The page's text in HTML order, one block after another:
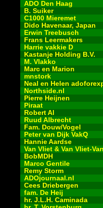
ADO Den Haag
B. Suiker
C1000 Mieremet
Dido Havenaar, Japan
Erwin Treebusch
Frans Leermakers
Harrie vakkie D
Kastanje Holding B.V.
M. Vlakko
Marc en Marion
mnstork
Neal en Helen
Northside.nl
Pierre Heijnen
Piraat
Robert Al
Ruud Albrecht
Fam. Douw/Vogel
Peter van Dijk VakQ
Hannie Aardse
Van Vliet & Van Vliet-
BobMDH
Marco Gentile
Remy Storm
ADOjournaal.nl
Cees Driebergen
fam. De Heij
hr. J.L.H. Caminada